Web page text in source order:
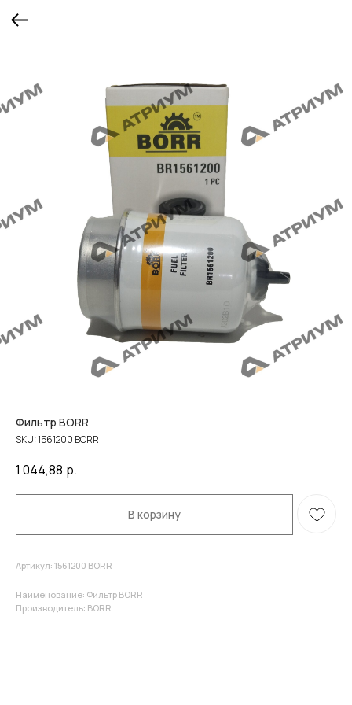
Фильтр BORR
SKU:1561200 BORR
1 044,88 р.
В корзину
Артикул: 1561200 BORR
Наименование: Фильтр BORR
Производитель: BORR